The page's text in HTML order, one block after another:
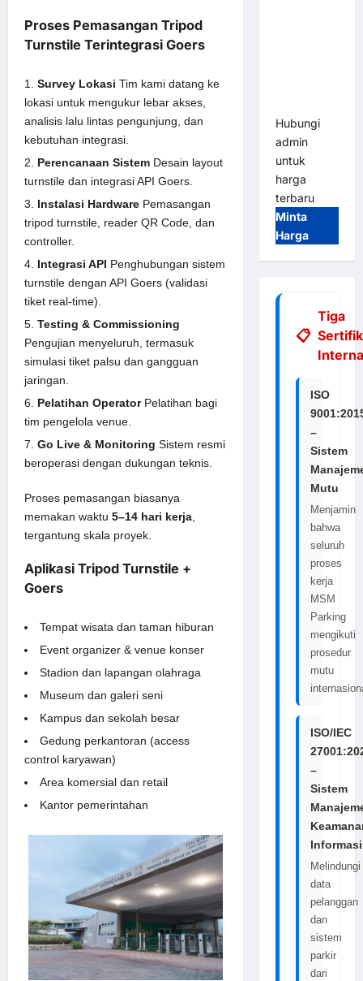
Proses Pemasangan Tripod
Turnstile Terintegrasi Goers
Survey Lokasi Tim kami datang ke
lokasi untuk mengukur lebar akses,
analisis lalu lintas pengunjung, dan
kebutuhan integrasi.
Perencanaan Sistem Desain layout
turnstile dan integrasi API Goers.
Instalasi Hardware Pemasangan
tripod turnstile, reader QR Code, dan
controller.
Integrasi API Penghubungan sistem
turnstile dengan API Goers (validasi
tiket real-time).
Testing & Commissioning
Pengujian menyeluruh, termasuk
simulasi tiket palsu dan gangguan
jaringan.
Pelatihan OperatorPelatihan bagi
tim pengelola venue.
Go Live & Monitoring Sistem resmi
beroperasi dengan dukungan teknis.
Proses pemasangan biasanya
memakan waktu 5–14 hari kerja
tergantung skala proyek.
Aplikasi Tripod Turnstile +
Goers
Tempat wisata dan taman hiburan
Event organizer & venue konser
Stadion dan lapangan olahraga
Museum dan galeri seni
Kampus dan sekolah besar
Gedung perkantoran (access
control karyawan)
Area komersial dan retail
Kantor pemerintahan
Hubungi
admin
untuk
harga
terbaru
Minta
Harga
Tiga
ISO
–
Sistem
Mutu
Menjamin
bahwa
seluruh
proses
kerja
MSM
Parking
mengikuti
prosedur
mutu
ISO/IEC
–
Sistem
Informasi
Melindungi
data
pelanggan
dan
sistem
parkir
dari